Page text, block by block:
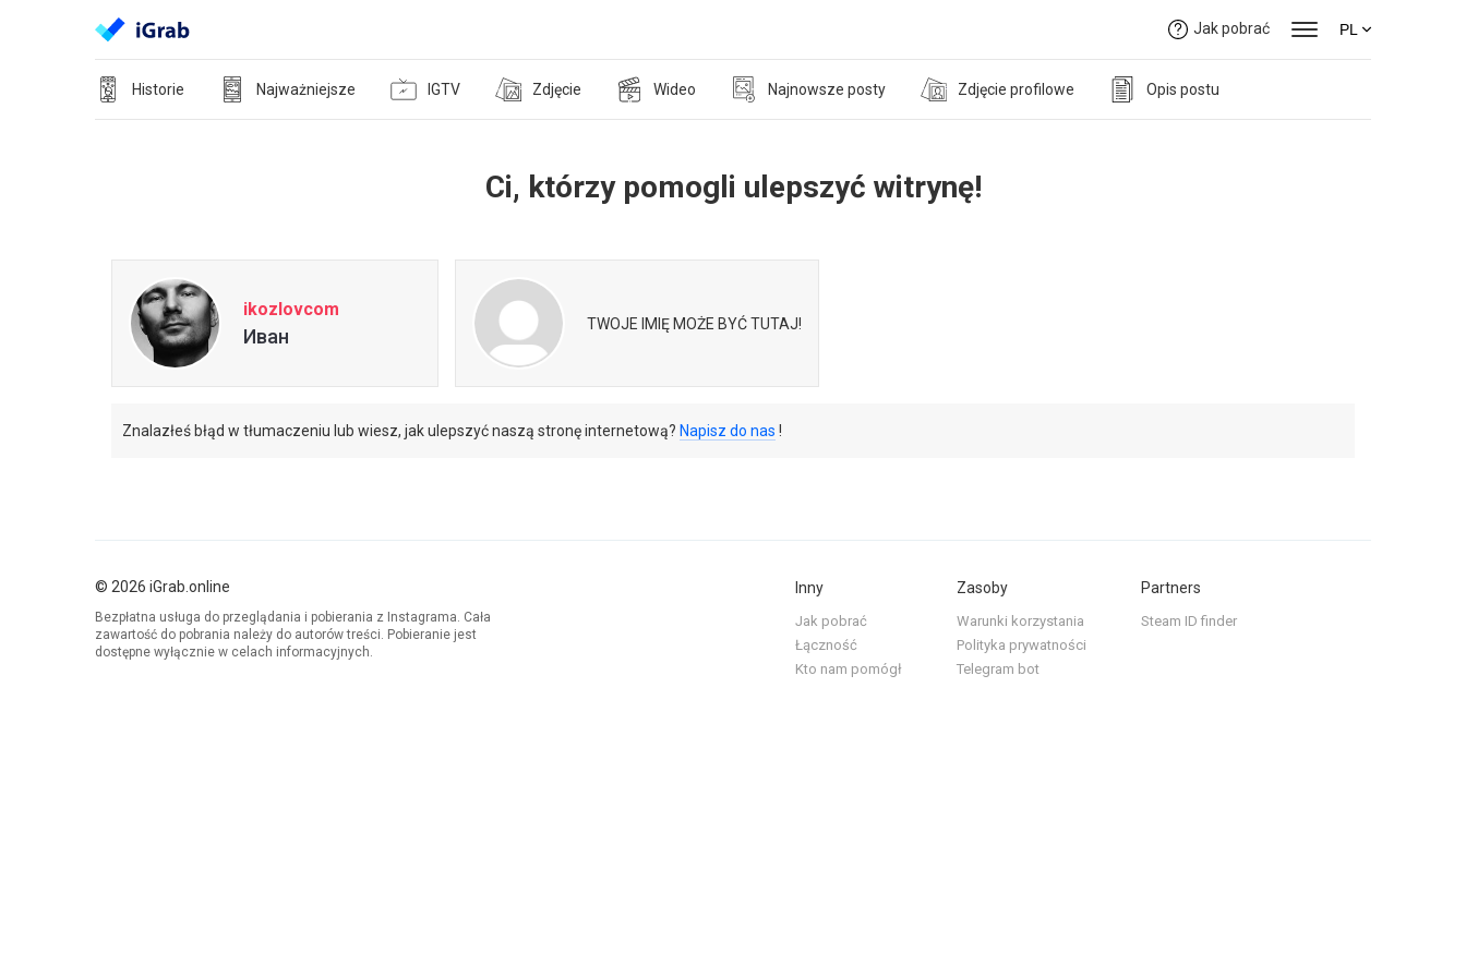
Jak pobrać PL
Historie Najważniejsze IGTV Zdjęcie Wideo Najnowsze posty Zdjęcie profilowe Opis postu
Ci, którzy pomogli ulepszyć witrynę!
ikozlovcom
Иван
TWOJE IMIĘ MOŻE BYĆ TUTAJ!
Znalazłeś błąd w tłumaczeniu lub wiesz, jak ulepszyć naszą stronę internetową? Napisz do nas !
© 2026 iGrab.online
Bezpłatna usługa do przeglądania i pobierania z Instagrama. Cała
zawartość do pobrania należy do autorów treści. Pobieranie jest
dostępne wyłącznie w celach informacyjnych.
Inny
Jak pobrać
Łączność
Kto nam pomógł
Zasoby
Warunki korzystania
Polityka prywatności
Telegram bot
Partners
Steam ID finder